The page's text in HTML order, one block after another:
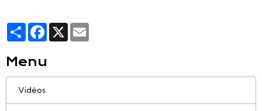
PartagerFacebook
X
Menu
Vidéos